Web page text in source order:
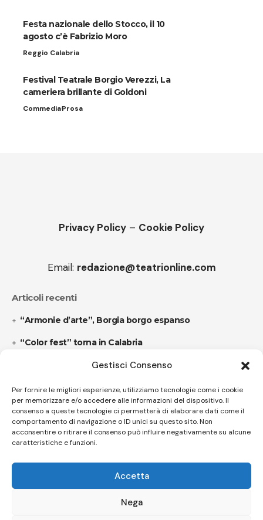
Gestisci Consenso
Per fornire le migliori esperienze, utilizziamo tecnologie come i cookie
per memorizzare e/o accedere alle informazioni del dispositivo. Il
consenso a queste tecnologie ci permetterà di elaborare dati come il
comportamento di navigazione o ID unici su questo sito. Non
acconsentire o ritirare il consenso può influire negativamente su alcune
caratteristiche e funzioni.
Accetta
Nega
Festa nazionale dello Stocco, il 10
agosto c’è Fabrizio Moro
Reggio Calabria
Festival Teatrale Borgio Verezzi, La
cameriera brillante di Goldoni
CommediaProsa
Privacy Policy – Cookie Policy
Email: redazione@teatrionline.com
Articoli recenti
“Armonie d’arte”, Borgia borgo espanso
“Color fest” torna in Calabria
Follow US
© A.C.I.D.I. Associazione Culturale Informazione Diffusione Innovazione
APS - Codice Fiscale 94310120483 - Via Jacopo Nardi 21 - 50132
Firenze - SEO BY SIMONE ROMPIETTI SR WEB
Informativa sulla raccolta
Le tue preferenze relative alla privacy